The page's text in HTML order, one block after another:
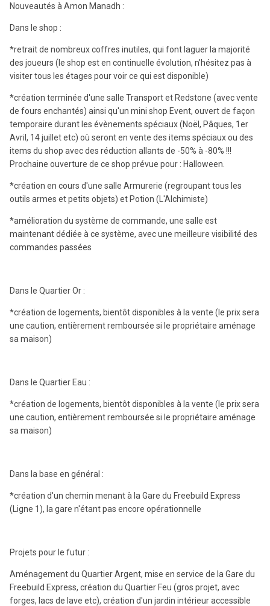
Nouveautés à Amon Manadh :
Dans le shop :
*retrait de nombreux coffres inutiles, qui font laguer la majorité
des joueurs (le shop est en continuelle évolution, n'hésitez pas à
visiter tous les étages pour voir ce qui est disponible)
*création terminée d'une salle Transport et Redstone (avec vente
de fours enchantés) ainsi qu'un mini shop Event, ouvert de façon
temporaire durant les évènements spéciaux (Noël, Pâques, 1er
Avril, 14 juillet etc) où seront en vente des items spéciaux ou des
items du shop avec des réduction allants de -50% à -80% !!!
Prochaine ouverture de ce shop prévue pour : Halloween.
*création en cours d'une salle Armurerie (regroupant tous les
outils armes et petits objets) et Potion (L'Alchimiste)
*amélioration du système de commande, une salle est
maintenant dédiée à ce système, avec une meilleure visibilité des
commandes passées
Dans le Quartier Or :
*création de logements, bientôt disponibles à la vente (le prix sera
une caution, entièrement remboursée si le propriétaire aménage
sa maison)
Dans le Quartier Eau :
*création de logements, bientôt disponibles à la vente (le prix sera
une caution, entièrement remboursée si le propriétaire aménage
sa maison)
Dans la base en général :
*création d'un chemin menant à la Gare du Freebuild Express
(Ligne 1), la gare n'étant pas encore opérationnelle
Projets pour le futur :
Aménagement du Quartier Argent, mise en service de la Gare du
Freebuild Express, création du Quartier Feu (gros projet, avec
forges, lacs de lave etc), création d'un jardin intérieur accessible